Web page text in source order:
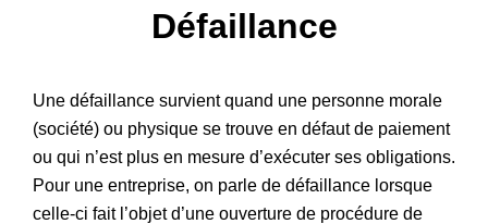
Patrimoine
Défaillance
Une défaillance survient quand une personne morale
(société) ou physique se trouve en défaut de paiement
ou qui n’est plus en mesure d’exécuter ses obligations.
Pour une entreprise, on parle de défaillance lorsque
celle-ci fait l’objet d’une ouverture de procédure de